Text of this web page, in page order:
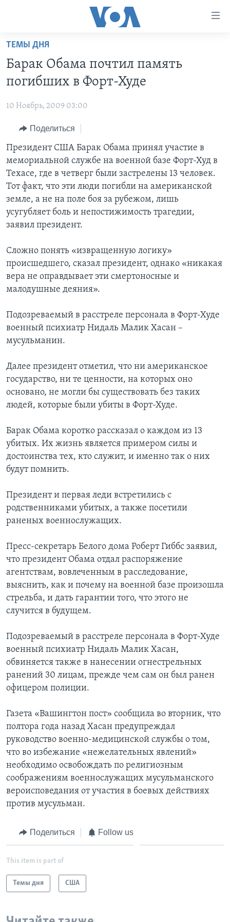
Перейти
основной
контент
навигации
Перейти
поиск
ПРОГРАММЫ
НОВОСТИ ЗА МИНУТУ
ИТОГИ
ПОЧЕМУ ЭТО ВАЖНО?
ДИСКУССИЯ VOA
ДЕТАЛИ
НЬЮ-ЙОРК NEW YORK
АМЕРИКА. БОЛЬШОЕ ПУТЕШЕСТВИЕ
УЧИМ АНГЛИЙСКИЙ
НАША АМЕРИКАНСКАЯ ИСТОРИЯ
А КАК В АМЕРИКЕ?
АРТЕФАКТЫ
АМЕРИКАНСКИЕ ГОРОДКИ
ТЕСТЫ
ЭКСПЕРТИЗА
ИНТЕРВЬЮ
ФАКТЫ ПРОТИВ ФЕЙКОВ
ЗА СВОБОДУ ПРЕССЫ
УЧИМ АНГЛИЙСКИЙ
ВИДЕО
ПОДПИСКА НА НОВОСТИ
Learning English
СОЦИАЛЬНЫЕ СЕТИ
Языки
ТЕМЫ ДНЯ
Барак Обама почтил память
погибших в Форт-Худе
10 Ноябрь, 2009 03:00
Поделиться
Президент США Барак Обама принял участие в
мемориальной службе на военной базе Форт-Худ в
Техасе, где в четверг были застрелены 13 человек.
Тот факт, что эти люди погибли на американской
земле, а не на поле боя за рубежом, лишь
усугубляет боль и непостижимость трагедии,
заявил президент.
Сложно понять «извращенную логику»
происшедшего, сказал президент, однако «никакая
вера не оправдывает эти смертоносные и
малодушные деяния».
Подозреваемый в расстреле персонала в Форт-Худе
военный психиатр Нидаль Малик Хасан –
мусульманин.
Далее президент отметил, что ни американское
государство, ни те ценности, на которых оно
основано, не могли бы существовать без таких
людей, которые были убиты в Форт-Худе.
Барак Обама коротко рассказал о каждом из 13
убитых. Их жизнь является примером силы и
достоинства тех, кто служит, и именно так о них
будут помнить.
Президент и первая леди встретились с
родственниками убитых, а также посетили
раненых военнослужащих.
Пресс-секретарь Белого дома Роберт Гиббс заявил,
что президент Обама отдал распоряжение
агентствам, вовлеченным в расследование,
выяснить, как и почему на военной базе произошла
стрельба, и дать гарантии того, что этого не
случится в будущем.
Подозреваемый в расстреле персонала в Форт-Худе
военный психиатр Нидаль Малик Хасан,
обвиняется также в нанесении огнестрельных
ранений 30 лицам, прежде чем сам он был ранен
офицером полиции.
Газета «Вашингтон пост» сообщила во вторник, что
полтора года назад Хасан предупреждал
руководство военно-медицинской службы о том,
что во избежание «нежелательных явлений»
необходимо освобождать по религиозным
соображениям военнослужащих мусульманского
вероисповедания от участия в боевых действиях
против мусульман.
Поделиться Follow us
This item is part of
Темы дня США